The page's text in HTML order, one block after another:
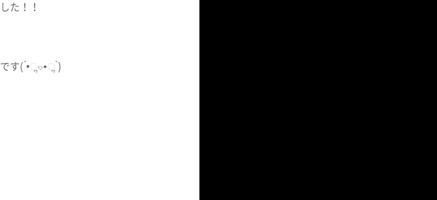
た！！
です( ́•ૢ⌔•ૢ ̀)